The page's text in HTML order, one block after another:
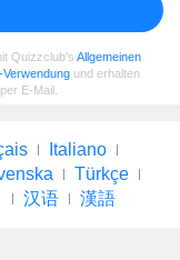
Quizzclub's Allgemeinen
und erhalten
E-Mail.
Italiano
Türkçe
汉语 漢語